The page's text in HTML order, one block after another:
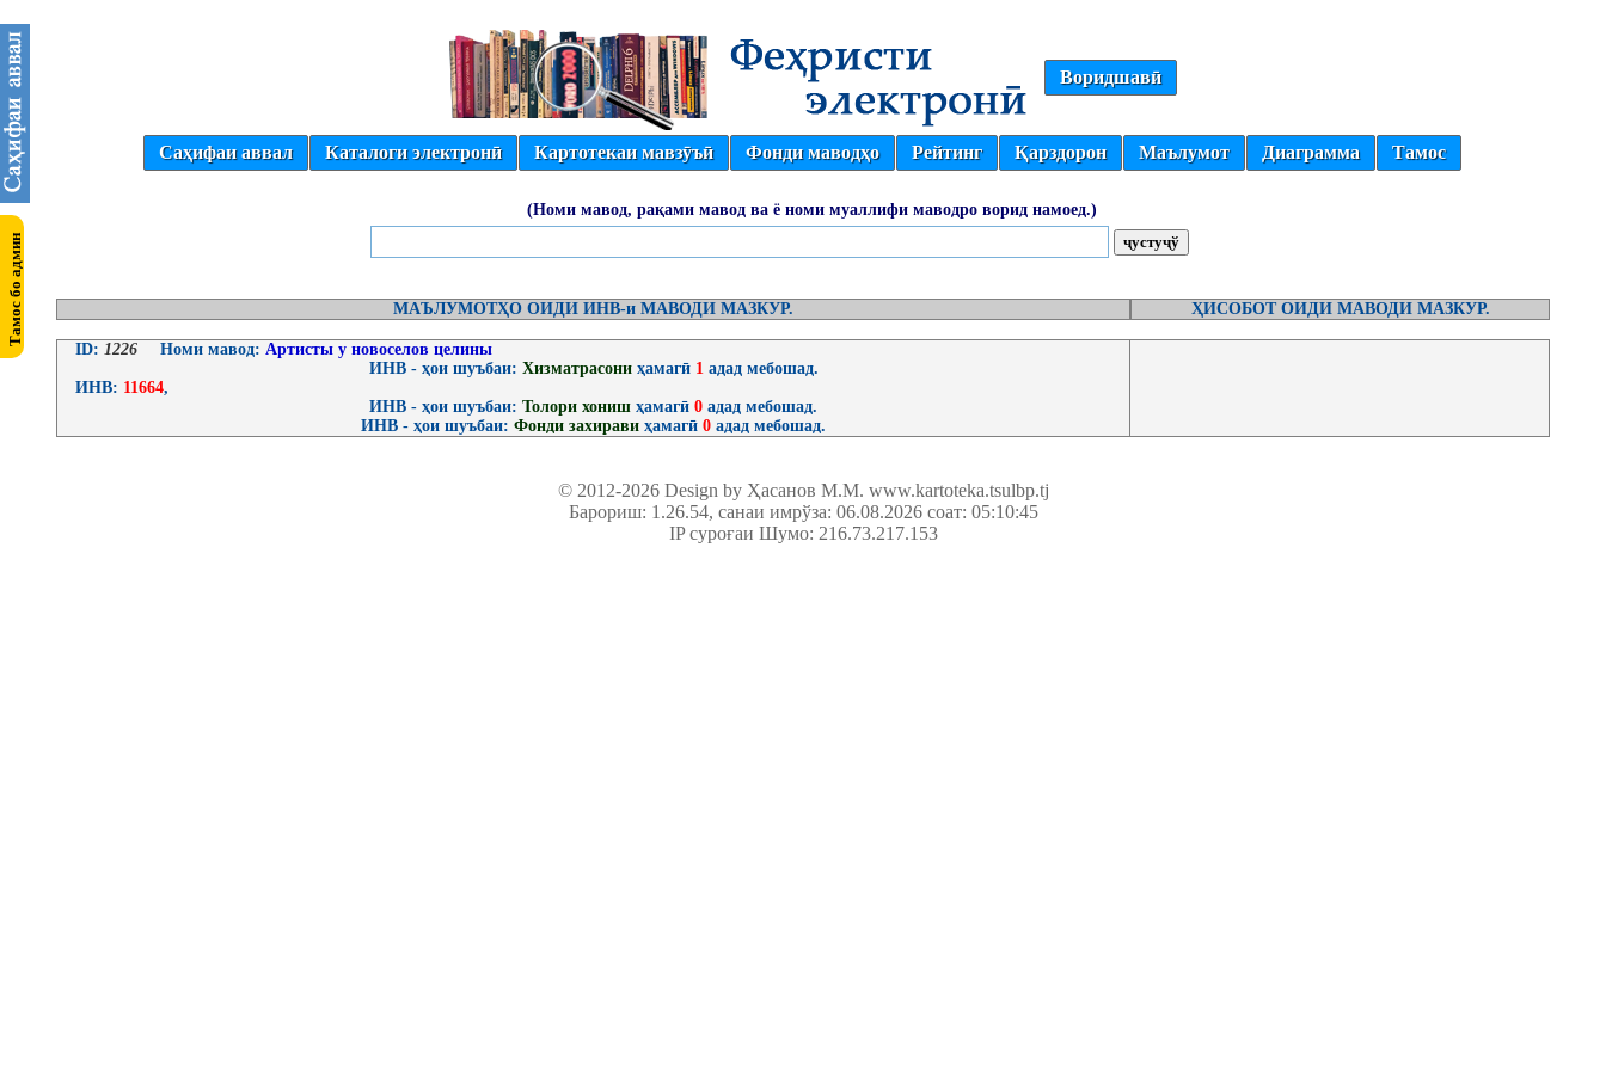
Воридшавӣ
Саҳифаи аввал Каталоги электронӣ Картотекаи мавзӯъӣ Фонди маводҳо Рейтинг Қарздорон Маълумот Диаграмма Тамос
(Номи мавод, рақами мавод ва ё номи муаллифи маводро ворид намоед.)
МАЪЛУМОТҲО ОИДИ ИНВ-и МАВОДИ МАЗКУР. ҲИСОБОТ ОИДИ МАВОДИ МАЗКУР.
ID: 1226 Номи мавод: Артисты у новоселов целины
ИНВ - ҳои шуъбаи: Хизматрасониҳамагӣ 1адад мебошад.
ИНВ: 11664,
ИНВ - ҳои шуъбаи: Толори хониш ҳамагӣ 0 адад мебошад.
ИНВ - ҳои шуъбаи: Фонди захирави ҳамагӣ 0 адад мебошад.
© 2012-2026 Design by Ҳасанов М.М. www.kartoteka.tsulbp.tj
Барориш: 1.26.54, санаи имрўза: 06.08.2026 соат: 05:10:45
IP суроғаи Шумо: 216.73.217.153